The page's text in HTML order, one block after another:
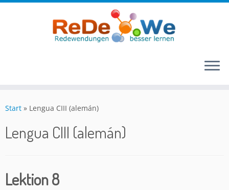
Inhalt
Start » Lengua CIII (alemán)
Lengua CIII (alemán)
Lektion 8